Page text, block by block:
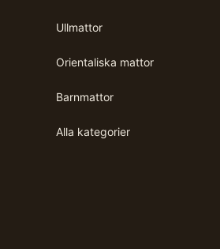
Ullmattor
Orientaliska mattor
Barnmattor
Alla kategorier